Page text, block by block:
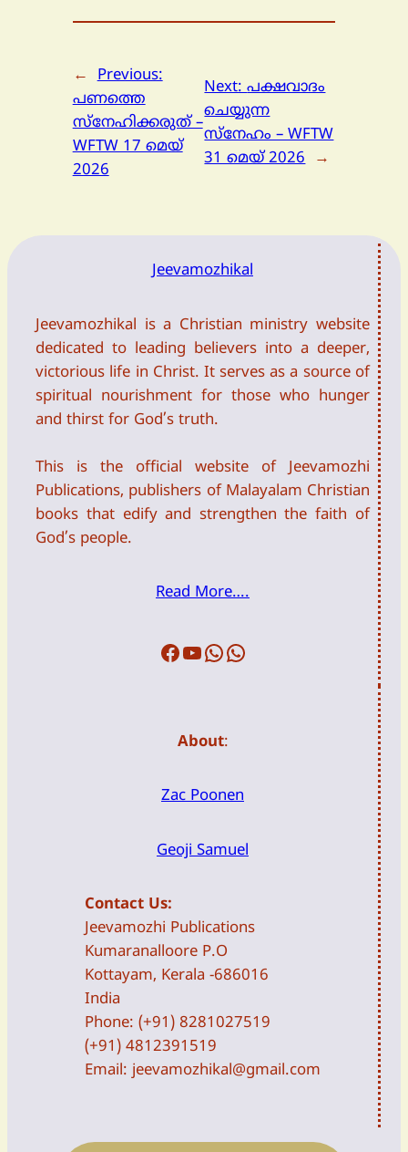
←
Previous:
പണത്തെ
സ്‌നേഹിക്കരുത് –
WFTW 17 മെയ്
2026
Next:പക്ഷവാദം
ചെയ്യുന്ന
സ്നേഹം – WFTW
31 മെയ് 2026
→
Jeevamozhikal
Jeevamozhikal is a Christian ministry website
dedicated to leading believers into a deeper,
victorious life in Christ. It serves as a source of
spiritual nourishment for those who hunger
and thirst for God’s truth.
This is the official website of Jeevamozhi
Publications, publishers of Malayalam Christian
books that edify and strengthen the faith of
God’s people.
Read More….
Facebook Youtube WFTWDailyDevotion
About:
Zac Poonen
Geoji Samuel
Contact Us:
Jeevamozhi Publications
Kumaranalloore P.O
Kottayam, Kerala -686016
India
Phone: (+91) 8281027519
(+91) 4812391519
Email: jeevamozhikal@gmail.com